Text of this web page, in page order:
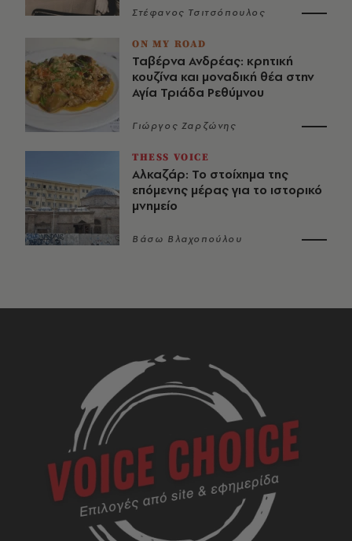
Στέφανος Τσιτσόπουλος
ON MY ROAD
Ταβέρνα Ανδρέας: κρητική
κουζίνα και μοναδική θέα στην
Αγία Τριάδα Ρεθύμνου
Γιώργος Ζαρζώνης
THESS VOICE
Αλκαζάρ: Το στοίχημα της
επόμενης μέρας για το ιστορικό
μνημείο
Βάσω Βλαχοπούλου